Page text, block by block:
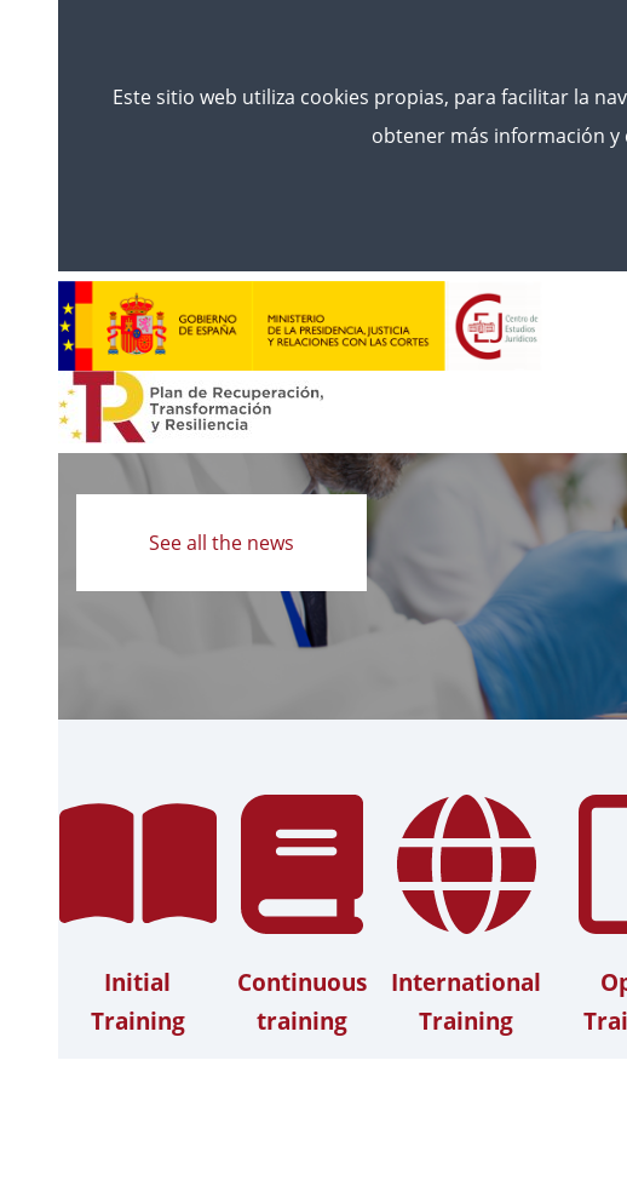
Este sitio web utiliza cookies propias, para facilitar la
obtener más información
Read
more
See all the news
Initial
Training
Continuous
training
International
Training